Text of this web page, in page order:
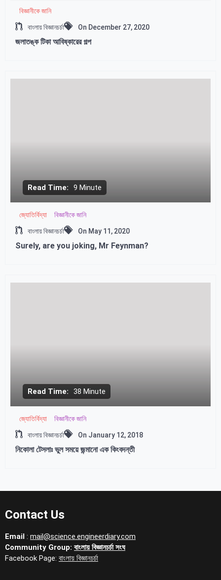
বিজ্ঞানীকে জানি
বাংলায় বিজ্ঞানচর্চা On December 27, 2020
জলাতঙ্ক টিকা আবিষ্কারের গল্প
Read Time: 9 Minute
জ্যোতির্বিদ্যা বিজ্ঞানীকে জানি
বাংলায় বিজ্ঞানচর্চা On May 11, 2020
Surely, are you joking, Mr Feynman?
Read Time: 38 Minute
জ্যোতির্বিদ্যা বিজ্ঞানীকে জানি
বাংলায় বিজ্ঞানচর্চা On January 12, 2018
নিকোলা টেসলাঃ ভুল সময়ে জন্মানো এক কিংবদন্তী
Contact Us
Email : mail@science.engineerdiary.com
Community Group: বাংলায় বিজ্ঞানচর্চা সংঘ
Facebook Page: বাংলায় বিজ্ঞানচর্চা